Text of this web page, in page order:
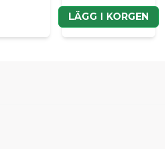
LÄGG I KORGEN